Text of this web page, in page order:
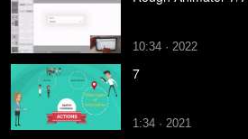
10:34 · 2022
7
1:34 · 2021